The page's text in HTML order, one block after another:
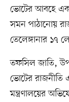
ভোটের আবহে
সমন পাঠানোয়
তেলেঙ্গানার
তফসিল জাতি,
ভোটের রাজনীতি
মন্ত্রণালয়ের